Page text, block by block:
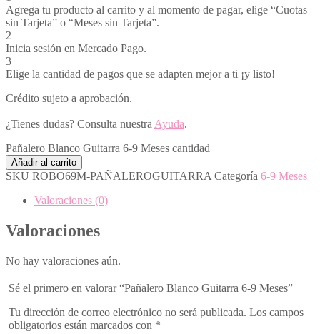
Agrega tu producto al carrito y al momento de pagar, elige “Cuotas
sin Tarjeta” o “Meses sin Tarjeta”.
2
Inicia sesión en Mercado Pago.
3
Elige la cantidad de pagos que se adapten mejor a ti ¡y listo!
Crédito sujeto a aprobación.
¿Tienes dudas? Consulta nuestra Ayuda.
Pañalero Blanco Guitarra 6-9 Meses cantidad
Añadir al carrito
SKU ROBO69M-PAÑALEROGUITARRA Categoría 6-9 Meses
Valoraciones (0)
Valoraciones
No hay valoraciones aún.
Sé el primero en valorar “Pañalero Blanco Guitarra 6-9 Meses”
Tu dirección de correo electrónico no será publicada. Los campos
obligatorios están marcados con *